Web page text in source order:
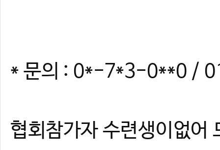
* 문의 : 0*-7*3-0**0 /
협회참가자 수련생이없어